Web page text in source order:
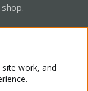
work, and